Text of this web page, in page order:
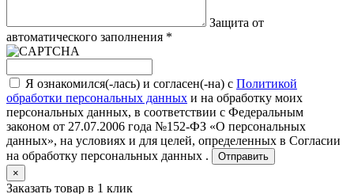
Защита от
автоматического заполнения *
Я ознакомился(-лась) и согласен(-на) с Политикой
обработки персональных данных и на обработку моих
персональных данных, в соответствии с Федеральным
законом от 27.07.2006 года №152-ФЗ «О персональных
данных», на условиях и для целей, определенных в Согласии
на обработку персональных данных .
Отправить
×
Заказать товар в 1 клик